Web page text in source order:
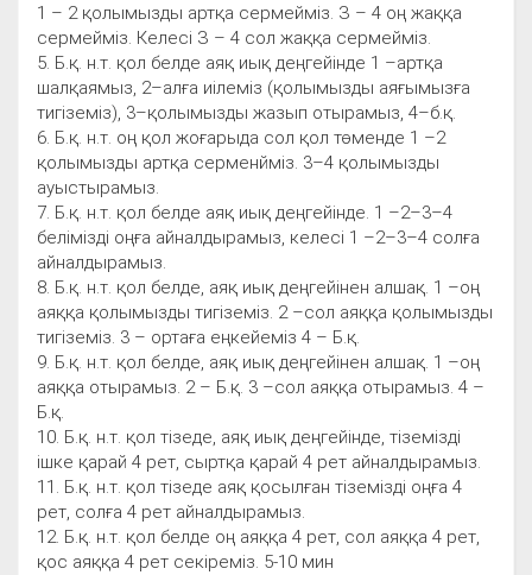
1 – 2 қолымызды артқа сермейміз. З – 4 оң жаққа
сермейміз. Келесі З – 4 сол жаққа сермейміз.
5. Б.қ. н.т. қол белде аяқ иық деңгейінде 1 –артқа
шалқаямыз, 2–алға иілеміз (қолымызды аяғымызға
тигіземіз), 3–қолымызды жазып отырамыз, 4–б.қ.
6. Б.қ. н.т. оң қол жоғарыда сол қол төменде 1 –2
қолымызды артқа серменйміз. 3–4 қолымызды
ауыстырамыз.
7. Б.қ. н.т. қол белде аяқ иық деңгейінде. 1 –2–3–4
белімізді оңға айналдырамыз, келесі 1 –2–3–4 солға
айналдырамыз.
8. Б.қ. н.т. қол белде, аяқ иық деңгейінен алшақ. 1 –оң
аяққа қолымызды тигіземіз. 2 –сол аяққа қолымызды
тигіземіз. 3 – ортаға еңкейеміз 4 – Б.қ.
9. Б.қ. н.т. қол белде, аяқ иық деңгейінен алшақ. 1 –оң
аяққа отырамыз. 2 – Б.қ. 3 –сол аяққа отырамыз. 4 –
Б.қ.
10. Б.қ. н.т. қол тізеде, аяқ иық деңгейінде, тіземізді
ішке қарай 4 рет, сыртқа қарай 4 рет айналдырамыз.
11. Б.қ. н.т. қол тізеде аяқ қосылған тіземізді оңға 4
рет, солға 4 рет айналдырамыз.
12. Б.қ. н.т. қол белде оң аяққа 4 рет, сол аяққа 4 рет,
қос аяққа 4 рет секіреміз. 5-10 мин